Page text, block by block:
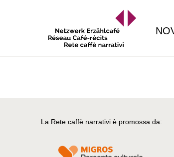
La Rete caffè narrativi è promossa da: